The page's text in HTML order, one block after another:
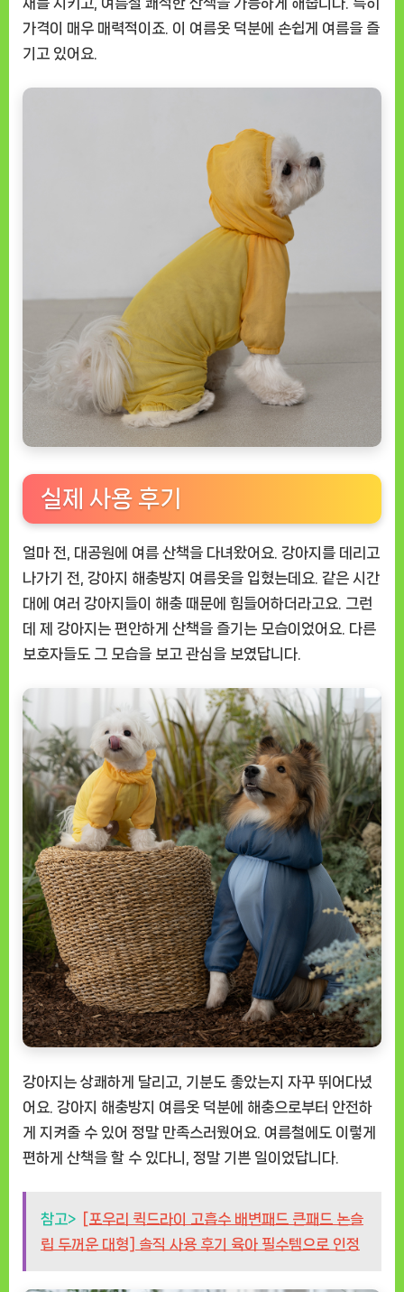
가격이 매우 매력적이죠. 이 여름옷 덕분에 손쉽게 여름을 즐
기고 있어요.
실제 사용 후기
얼마 전, 대공원에 여름 산책을 다녀왔어요. 강아지를 데리고
나가기 전, 강아지 해충방지 여름옷을 입혔는데요. 같은 시간
대에 여러 강아지들이 해충 때문에 힘들어하더라고요. 그런
데 제 강아지는 편안하게 산책을 즐기는 모습이었어요. 다른
보호자들도 그 모습을 보고 관심을 보였답니다.
강아지는 상쾌하게 달리고, 기분도 좋았는지 자꾸 뛰어다녔
어요. 강아지 해충방지 여름옷 덕분에 해충으로부터 안전하
게 지켜줄 수 있어 정말 만족스러웠어요. 여름철에도 이렇게
편하게 산책을 할 수 있다니, 정말 기쁜 일이었답니다.
참고> [포우리 퀵드라이 고흡수 배변패드 큰패드 논슬
립 두꺼운 대형] 솔직 사용 후기 육아 필수템으로 인정